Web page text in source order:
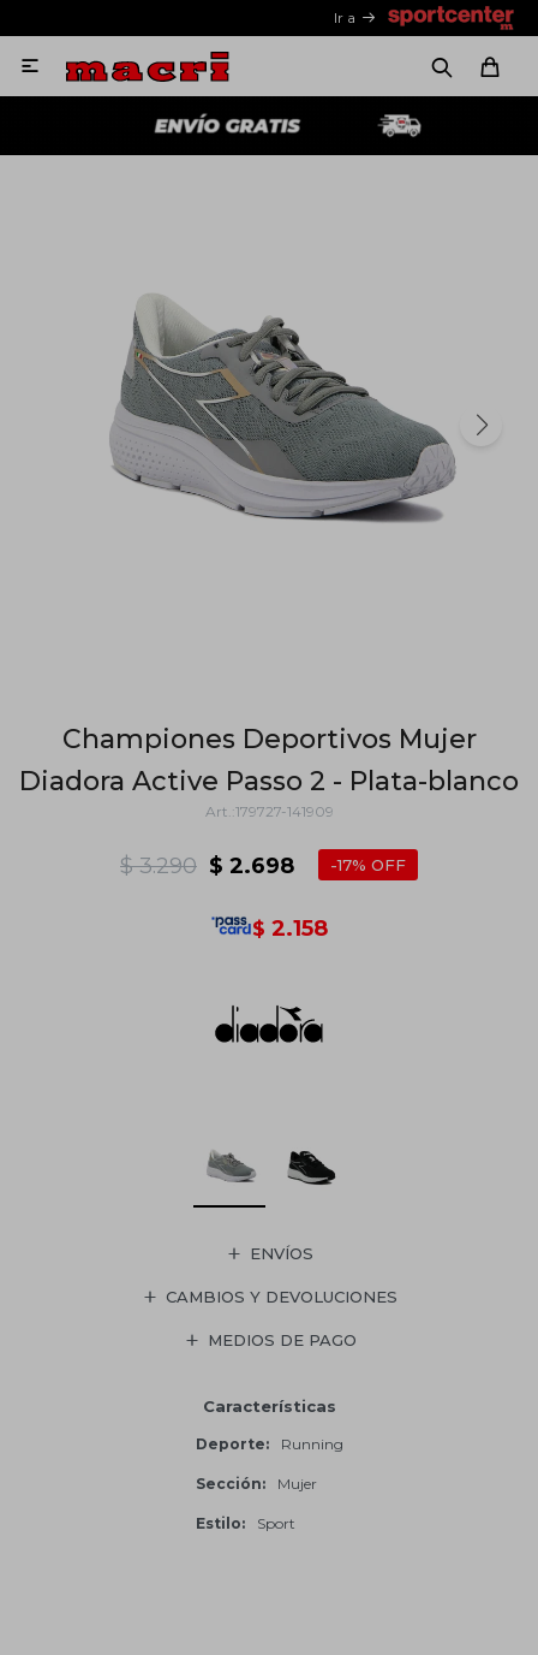
Ir a

Championes Deportivos Mujer
Diadora Active Passo 2 - Plata-blanco
179727-141909
$ 2.698
$ 3.290 17
$ 2.158
ENVÍOS
CAMBIOS Y DEVOLUCIONES
MEDIOS DE PAGO
Características
Deporte Running
Sección Mujer
Estilo Sport